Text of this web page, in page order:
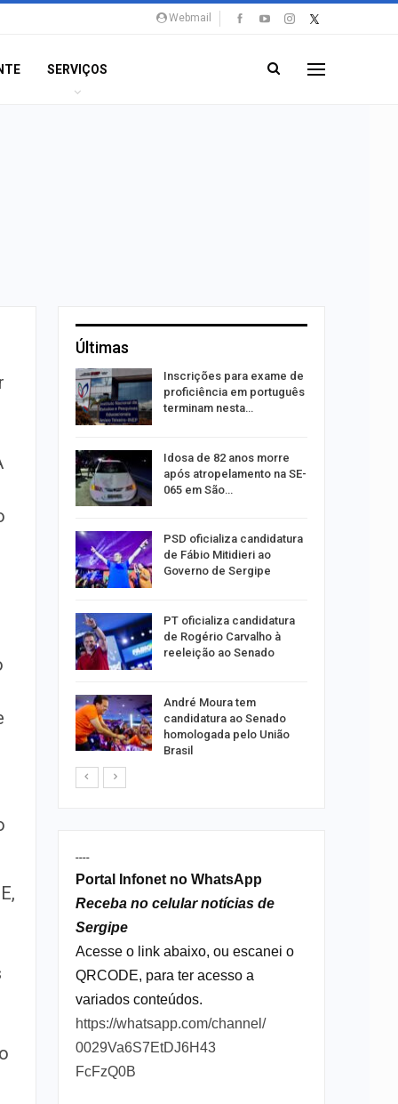
Webmail
SERVIÇOS
Últimas
em
Inscrições para exame de
proficiência em português
terminam nesta…
Idosa de 82 anos morre
após atropelamento na SE-
065 em São…
PSD oficializa candidatura
de Fábio Mitidieri ao
Governo de Sergipe
PT oficializa candidatura
de Rogério Carvalho à
reeleição ao Senado
André Moura tem
candidatura ao Senado
homologada pelo União
Brasil
----
Portal Infonet no WhatsApp
Receba no celular notícias de
Sergipe
Acesse o link abaixo, ou escanei o
QRCODE, para ter acesso a
variados conteúdos.
https://whatsapp.com/channel/
0029Va6S7EtDJ6H43
FcFzQ0B